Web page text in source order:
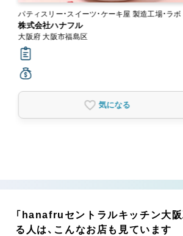
パティスリー・スイーツ・ケーキ屋 製造工場・ラボ
株式会社ハナフル
大阪府 大阪市福島区
気になる
「hanafruセントラルキッチン大阪
る人は、こんなお店も見ています